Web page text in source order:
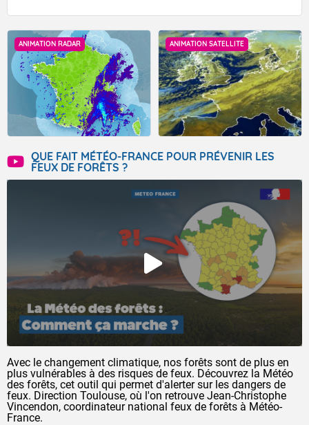
ANIMATION RADAR ANIMATION SATELLITE
QUE FAIT MÉTÉO-FRANCE POUR PRÉVENIR LES
FEUX DE FORÊTS ?
Avec le changement climatique, nos forêts sont de plus en
plus vulnérables à des risques de feux. Découvrez la Météo
des forêts, cet outil qui permet d'alerter sur les dangers de
feux. Direction Toulouse, où l'on retrouve Jean-Christophe
Vincendon, coordinateur national feux de forêts à Météo-
France.